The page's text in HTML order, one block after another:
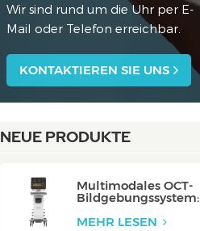
Wir sind rund um die Uhr per E-
Mail oder Telefon erreichbar.
KONTAKTIEREN SIE UNS
NEUE PRODUKTE
Multimodales OCT-
Bildgebungssystem:
P80/P80-E
MEHR LESEN